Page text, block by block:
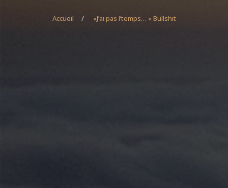
Accueil / «J’ai pas l’temps… » Bullshit